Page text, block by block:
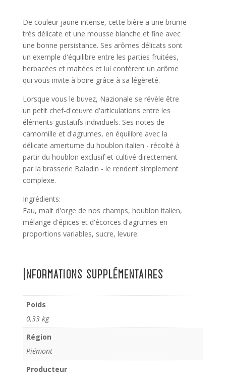
De couleur jaune intense, cette bière a une brume
très délicate et une mousse blanche et fine avec
une bonne persistance. Ses arômes délicats sont
un exemple d'équilibre entre les parties fruitées,
herbacées et maltées et lui confèrent un arôme
qui vous invite à boire grâce à sa légèreté.
Lorsque vous le buvez, Nazionale se révèle être
un petit chef-d'œuvre d'articulations entre les
éléments gustatifs individuels. Ses notes de
camomille et d'agrumes, en équilibre avec la
délicate amertume du houblon italien - récolté à
partir du houblon exclusif et cultivé directement
par la brasserie Baladin - le rendent simplement
complexe.
Ingrédients:
Eau, malt d'orge de nos champs, houblon italien,
mélange d'épices et d'écorces d'agrumes en
proportions variables, sucre, levure.
Informations supplémentaires
Poids
0,33 kg
Région
Piémont
Producteur